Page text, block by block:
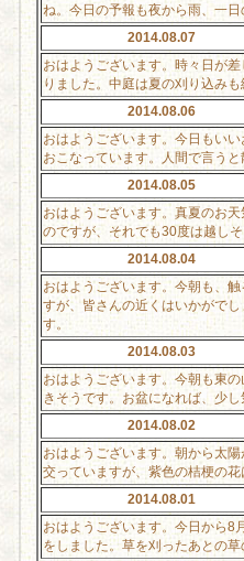
ね。今日の予報も夜から雨、一
2014.08.07
おはようございます。時々日が
りました。中庭は夏の刈り込み
2014.08.06
おはようございます。今日もい
おこなっています。人間で言う
2014.08.05
おはようございます。真夏のお
のですが、それでも30度は越し
2014.08.04
おはようございます。今朝も、
すが、皆さんの近くはいかがで
す。
2014.08.03
おはようございます。今朝も東
きそうです。お盆になれば、少
2014.08.02
おはようございます。朝から太
交っていますが、紫色の桔梗の
2014.08.01
おはようございます。今日から8
をしました。草を刈ったあとの